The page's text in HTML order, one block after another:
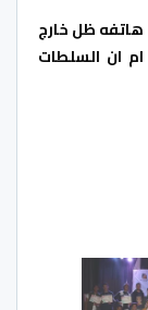
هاتفه ظل خارج
ان السلطات